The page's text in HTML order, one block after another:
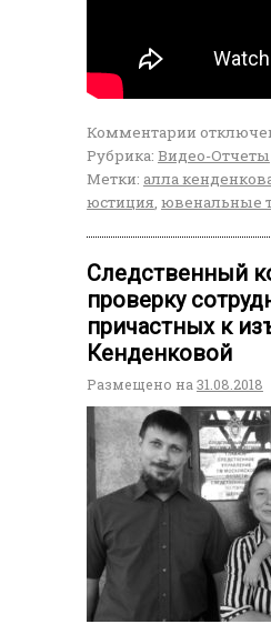
Комментарии
Рубрика: Видео-Отчеты
Метки: алла
юстиция, ювенальные
Следственный
проверку
причастных к
Кенденковой
Размещено на 31.08.2018